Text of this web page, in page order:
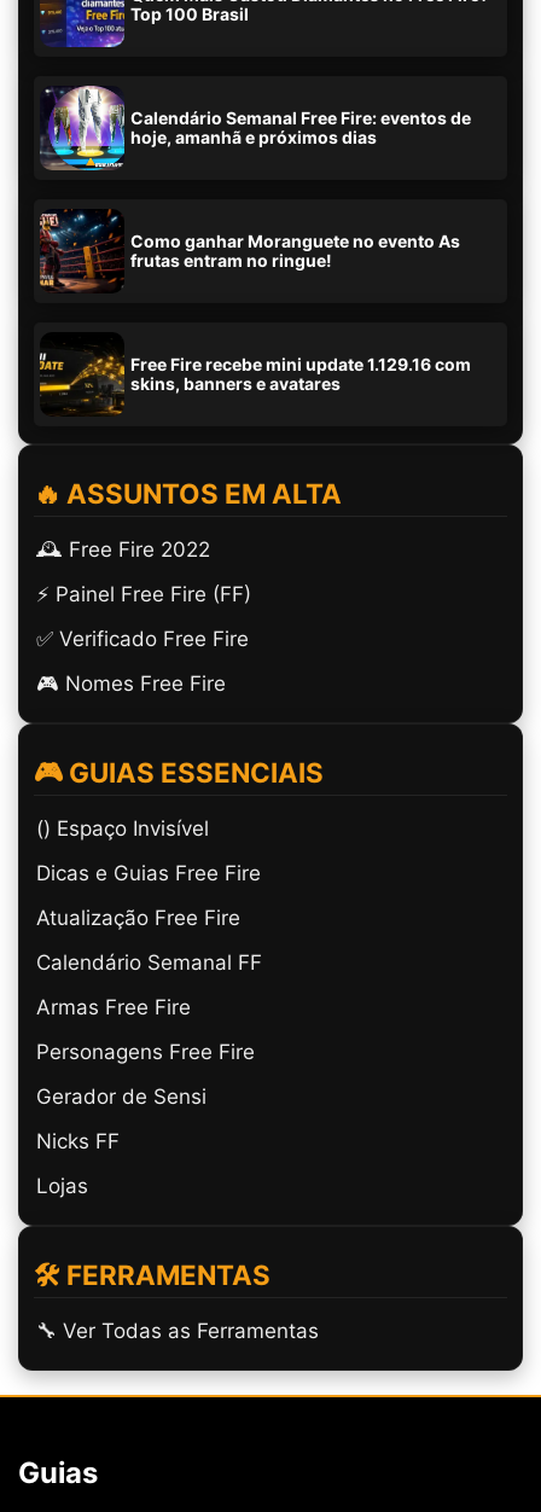
Top 100 Brasil
Calendário Semanal Free Fire: eventos de
hoje, amanhã e próximos dias
Como ganhar Moranguete no evento As
frutas entram no ringue!
Free Fire recebe mini update 1.129.16 com
skins, banners e avatares
🔥 ASSUNTOS EM ALTA
🕰️ Free Fire 2022
⚡ Painel Free Fire (FF)
✅ Verificado Free Fire
🎮 Nomes Free Fire
🎮 GUIAS ESSENCIAIS
(ㅤ) Espaço Invisível
Dicas e Guias Free Fire
Atualização Free Fire
Calendário Semanal FF
Armas Free Fire
Personagens Free Fire
Gerador de Sensi
Nicks FF
Lojas
🛠️ FERRAMENTAS
🔧 Ver Todas as Ferramentas
Guias